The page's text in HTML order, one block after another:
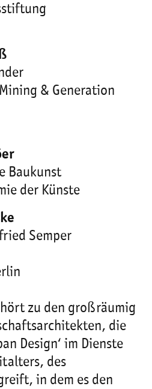
& Generation
Baukunst
der Künste
Semper
zu den großräumig
die
Design‘ im Dienste
des
in dem es den